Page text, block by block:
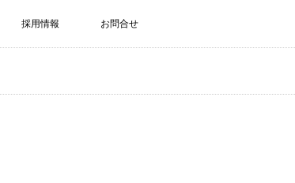
採用情報 お問合せ